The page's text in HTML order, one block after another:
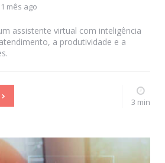
1 mês ago
assistente virtual com inteligência
a produtividade e a
3 min